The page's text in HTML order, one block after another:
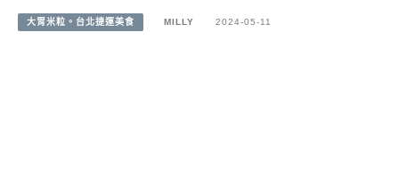
大胃米粒。台北捷運美食 MILLY 2024-05-11